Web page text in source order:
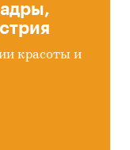
красоты и